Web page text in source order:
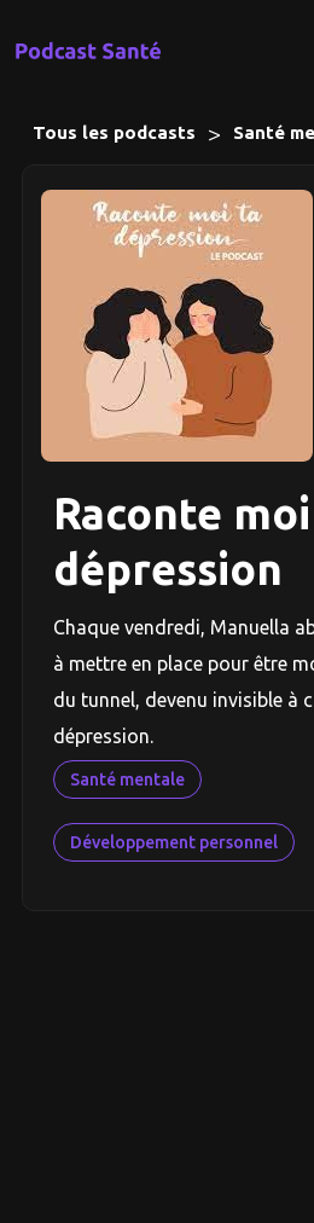
Tous les podcasts > Santé
Raconte
dépression
Chaque vendredi, Manuella
à mettre en place pour être
du tunnel, devenu invisible à
dépression.
Santé mentale
Développement personnel